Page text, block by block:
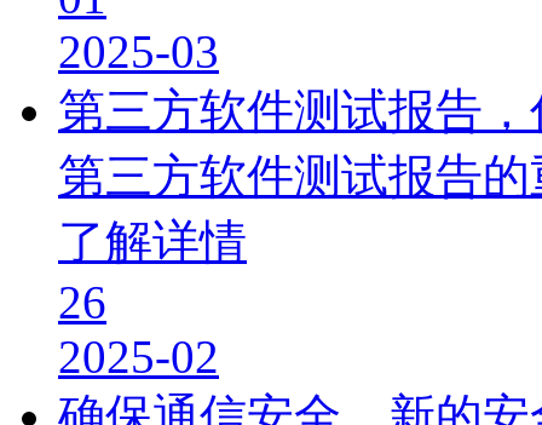
2025-03
第三方软件测试报告
第三方软件测试报告
了解详情
26
2025-02